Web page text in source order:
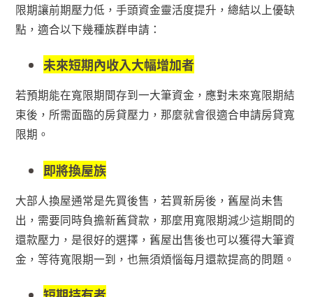
限期讓前期壓力低，手頭資金靈活度提升，總結以上優缺
點，適合以下幾種族群申請 ：
未來短期內收入大幅增加者
若預期能在寬限期間存到一大筆資金，應對未來寬限期結
束後，所需面臨的房貸壓力，那麼就會很適合申請房貸寬
限期。
即將換屋族
大部人換屋通常是先買後售，若買新房後，舊屋尚未售
出，需要同時負擔新舊貸款，那麼用寬限期減少這期間的
還款壓力，是很好的選擇，舊屋出售後也可以獲得大筆資
金，等待寬限期一到，也無須煩惱每月還款提高的問題。